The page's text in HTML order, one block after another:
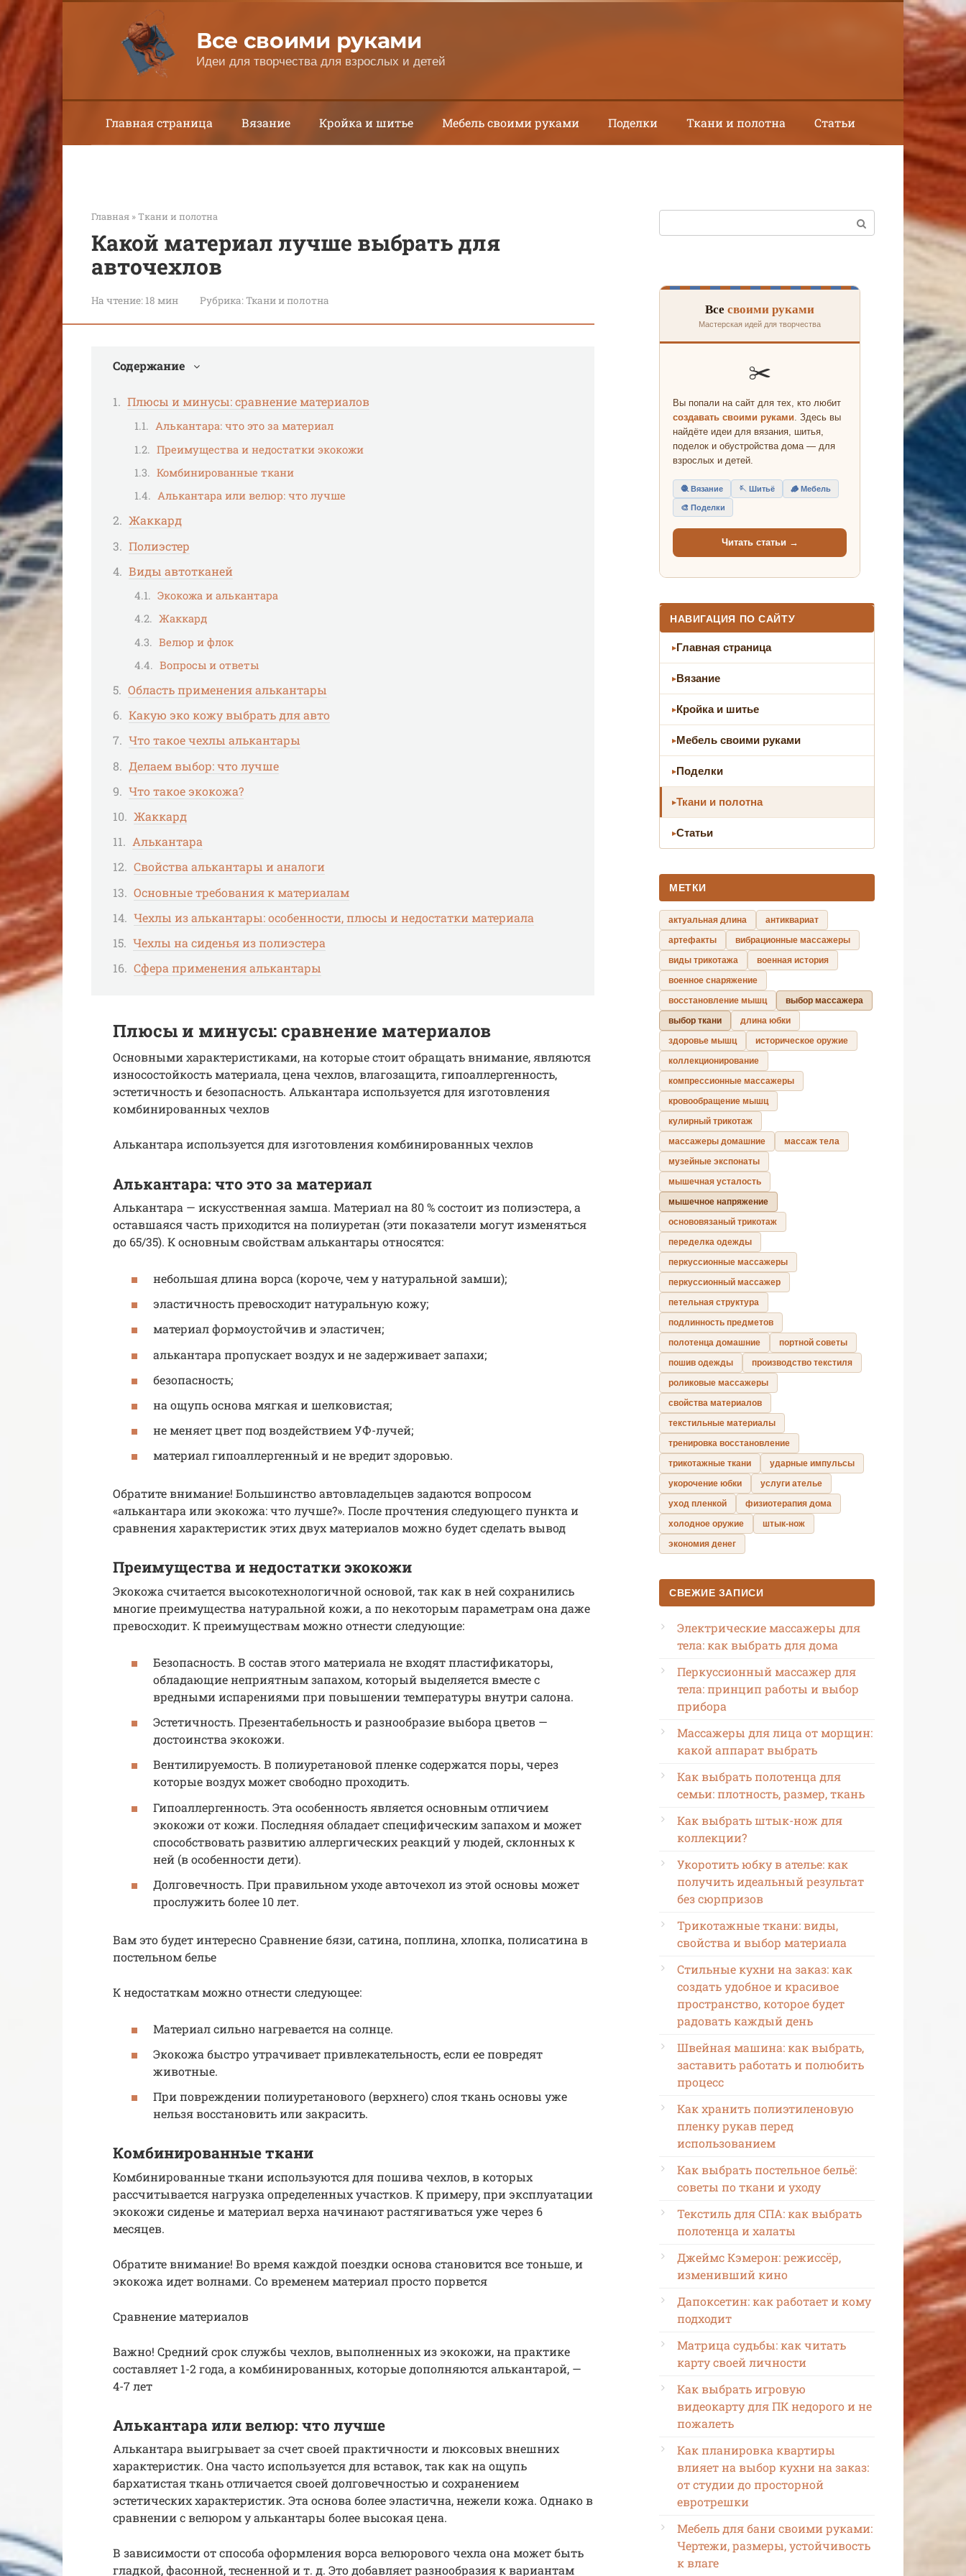
Перейти
к
контенту
Все своими руками
Идеи для творчества для взрослых и детей
Главная страница Вязание Кройка и шитье Мебель своими руками Поделки Ткани и полотна Статьи
Главная »Ткани и полотна
Какой материал лучше выбрать для
авточехлов
На чтение: 18 мин Рубрика:Ткани и полотна
Содержание
Плюсы и минусы: сравнение материалов
Алькантара: что это за материал
Преимущества и недостатки экокожи
Комбинированные ткани
Алькантара или велюр: что лучше
Жаккард
Полиэстер
Виды автотканей
Экокожа и алькантара
Жаккард
Велюр и флок
Вопросы и ответы
Область применения алькантары
Какую эко кожу выбрать для авто
Что такое чехлы алькантары
Делаем выбор: что лучше
Что такое экокожа?
Жаккард
Алькантара
Свойства алькантары и аналоги
Основные требования к материалам
Чехлы из алькантары: особенности, плюсы и недостатки материала
Чехлы на сиденья из полиэстера
Сфера применения алькантары
Плюсы и минусы: сравнение материалов
Основными характеристиками, на которые стоит обращать внимание, являются
износостойкость материала, цена чехлов, влагозащита, гипоаллергенность,
эстетичность и безопасность. Алькантара используется для изготовления
комбинированных чехлов
Алькантара используется для изготовления комбинированных чехлов
Алькантара: что это за материал
Алькантара — искусственная замша. Материал на 80 % состоит из полиэстера, а
оставшаяся часть приходится на полиуретан (эти показатели могут изменяться
до 65/35). К основным свойствам алькантары относятся:
небольшая длина ворса (короче, чем у натуральной замши);
эластичность превосходит натуральную кожу;
материал формоустойчив и эластичен;
алькантара пропускает воздух и не задерживает запахи;
безопасность;
на ощупь основа мягкая и шелковистая;
не меняет цвет под воздействием УФ-лучей;
материал гипоаллергенный и не вредит здоровью.
Обратите внимание! Большинство автовладельцев задаются вопросом
«алькантара или экокожа: что лучше?». После прочтения следующего пункта и
сравнения характеристик этих двух материалов можно будет сделать вывод
Преимущества и недостатки экокожи
Экокожа считается высокотехнологичной основой, так как в ней сохранились
многие преимущества натуральной кожи, а по некоторым параметрам она даже
превосходит. К преимуществам можно отнести следующие:
Безопасность. В состав этого материала не входят пластификаторы,
обладающие неприятным запахом, который выделяется вместе с
вредными испарениями при повышении температуры внутри салона.
Эстетичность. Презентабельность и разнообразие выбора цветов —
достоинства экокожи.
Вентилируемость. В полиуретановой пленке содержатся поры, через
которые воздух может свободно проходить.
Гипоаллергенность. Эта особенность является основным отличием
экокожи от кожи. Последняя обладает специфическим запахом и может
способствовать развитию аллергических реакций у людей, склонных к
ней (в особенности дети).
Долговечность. При правильном уходе авточехол из этой основы может
прослужить более 10 лет.
Вам это будет интересно Сравнение бязи, сатина, поплина, хлопка, полисатина в
постельном белье
К недостаткам можно отнести следующее:
Материал сильно нагревается на солнце.
Экокожа быстро утрачивает привлекательность, если ее повредят
животные.
При повреждении полиуретанового (верхнего) слоя ткань основы уже
нельзя восстановить или закрасить.
Комбинированные ткани
Комбинированные ткани используются для пошива чехлов, в которых
рассчитывается нагрузка определенных участков. К примеру, при эксплуатации
экокожи сиденье и материал верха начинают растягиваться уже через 6
месяцев.
Обратите внимание! Во время каждой поездки основа становится все тоньше, и
экокожа идет волнами. Со временем материал просто порвется
Сравнение материалов
Важно! Средний срок службы чехлов, выполненных из экокожи, на практике
составляет 1-2 года, а комбинированных, которые дополняются алькантарой, —
4-7 лет
Алькантара или велюр: что лучше
Алькантара выигрывает за счет своей практичности и люксовых внешних
характеристик. Она часто используется для вставок, так как на ощупь
бархатистая ткань отличается своей долговечностью и сохранением
эстетических характеристик. Эта основа более эластична, нежели кожа. Однако в
сравнении с велюром у алькантары более высокая цена.
В зависимости от способа оформления ворса велюрового чехла она может быть
гладкой, фасонной, тесненной и т. д. Это добавляет разнообразия к вариантам
Все своими руками
Мастерская идей для творчества
✂️
Вы попали на сайт для тех, кто любит
создавать своими руками. Здесь вы
найдёте идеи для вязания, шитья,
поделок и обустройства дома — для
взрослых и детей.
🧶 Вязание 🪡 Шитьё 🪵 Мебель
🎨 Поделки
Читать статьи →
НАВИГАЦИЯ ПО САЙТУ
Главная страница
Вязание
Кройка и шитье
Мебель своими руками
Поделки
Ткани и полотна
Статьи
МЕТКИ
актуальная длина
антиквариат
артефакты
вибрационные массажеры
виды трикотажа
военная история
военное снаряжение
восстановление мышц
выбор массажера
выбор ткани
длина юбки
здоровье мышц
историческое оружие
коллекционирование
компрессионные массажеры
кровообращение мышц
кулирный трикотаж
массажеры домашние
массаж тела
музейные экспонаты
мышечная усталость
мышечное напряжение
основовязаный трикотаж
переделка одежды
перкуссионные массажеры
перкуссионный массажер
петельная структура
подлинность предметов
полотенца домашние
портной советы
пошив одежды
производство текстиля
роликовые массажеры
свойства материалов
текстильные материалы
тренировка восстановление
трикотажные ткани
ударные импульсы
укорочение юбки
услуги ателье
уход пленкой
физиотерапия дома
холодное оружие
штык-нож
экономия денег
СВЕЖИЕ ЗАПИСИ
Электрические массажеры для
тела: как выбрать для дома
Перкуссионный массажер для
тела: принцип работы и выбор
прибора
Массажеры для лица от морщин:
какой аппарат выбрать
Как выбрать полотенца для
семьи: плотность, размер, ткань
Как выбрать штык-нож для
коллекции?
Укоротить юбку в ателье: как
получить идеальный результат
без сюрпризов
Трикотажные ткани: виды,
свойства и выбор материала
Стильные кухни на заказ: как
создать удобное и красивое
пространство, которое будет
радовать каждый день
Швейная машина: как выбрать,
заставить работать и полюбить
процесс
Как хранить полиэтиленовую
пленку рукав перед
использованием
Как выбрать постельное бельё:
советы по ткани и уходу
Текстиль для СПА: как выбрать
полотенца и халаты
Джеймс Кэмерон: режиссёр,
изменивший кино
Дапоксетин: как работает и кому
подходит
Матрица судьбы: как читать
карту своей личности
Как выбрать игровую
видеокарту для ПК недорого и не
пожалеть
Как планировка квартиры
влияет на выбор кухни на заказ:
от студии до просторной
евротрешки
Мебель для бани своими руками:
Чертежи, размеры, устойчивость
к влаге